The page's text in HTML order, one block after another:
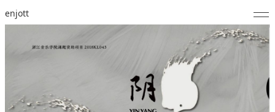
enjott
Werkverzeichnis